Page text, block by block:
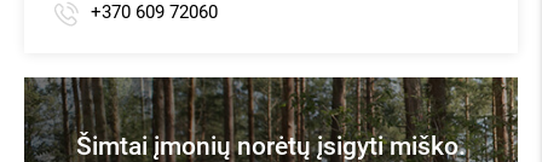
+370 609 72060
Šimtai įmonių norėtų įsigyti miško.